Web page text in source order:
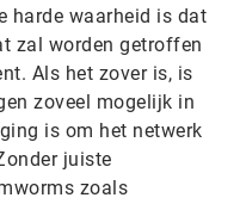
harde waarheid is dat
zal worden getroffen
Als het zover is, is
zoveel mogelijk in
is om het netwerk
juiste
zoals